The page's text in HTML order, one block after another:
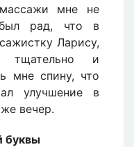
мне не
рад, что в
Ларису,
тщательно и
мне спину, что
улучшение в
вечер.
буквы